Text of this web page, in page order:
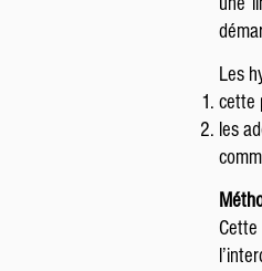
Les
cette
les